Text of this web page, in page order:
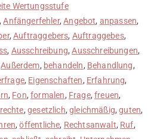
Wertungsstufe
,Anfängerfehler,Angebot, anpassen,
,Auftraggebers, Auftraggebes,
, Ausschreibung,Ausschreibungen,
Außerdem, behandeln, Behandlung,
, Eigenschaften, Erfahrung,
, Fon,formalen, Frage,freuen,
,gesetzlich,gleichmäßig,guten,
,öffentliche, Rechtsanwalt, Ruf,